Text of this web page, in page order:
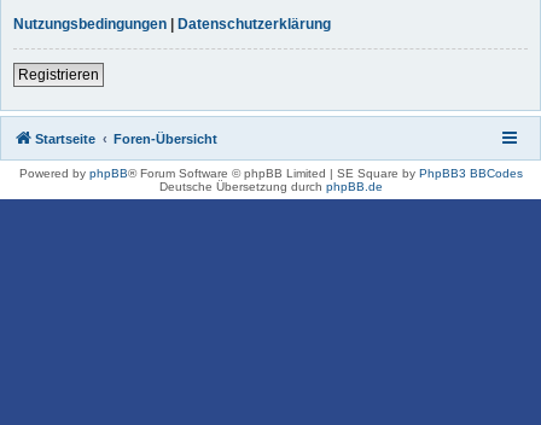
Nutzungsbedingungen | Datenschutzerklärung
Registrieren
Startseite Foren-Übersicht
Powered by phpBB® Forum Software © phpBB Limited | SE Square by PhpBB3 BBCodes
Deutsche Übersetzung durch phpBB.de